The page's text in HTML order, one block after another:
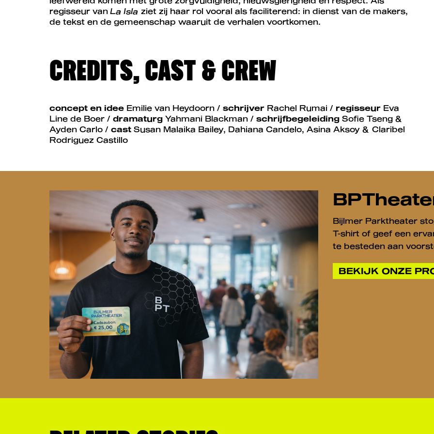
regisseur van La Isla ziet zij haar rol vooral als faciliterend: in dienst van de makers,
de tekst en de gemeenschap waaruit de verhalen voortkomen.
CREDITS, CAST & CREW
concept en idee Emilie van Heydoorn / schrijver Rachel Rumai / regisseur Eva
Line de Boer / dramaturg Yahmani Blackman / schrijfbegeleiding Sofie Tseng &
Ayden Carlo / cast Susan Malaika Bailey, Dahiana Candelo, Asina Aksoy & Claribel
Rodriguez Castillo
Bijlmer Parktheater
T-shirt of geef een
te besteden aan
BEKIJK ONZE